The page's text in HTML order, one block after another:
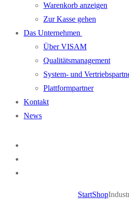
Warenkorb anzeigen
Zur Kasse gehen
Das Unternehmen
Über VISAM
Qualitätsmanagement
System- und
Plattformpartner
Kontakt
News
StartShop